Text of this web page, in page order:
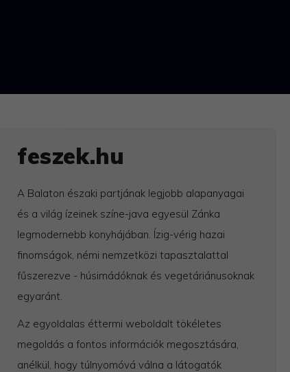
11
feszek.hu
A Balaton északi partjának legjobb alapanyagai
és a világ ízeinek színe-java egyesül Zánka
legmodernebb konyhájában. Ízig-vérig hazai
finomságok, némi nemzetközi tapasztalattal
fűszerezve - húsimádóknak és vegetáriánusoknak
egyaránt.
Az egyoldalas éttermi weboldalt tökéletes
megoldás a fontos információk megosztására,
anélkül, hogy túlnyomóvá válna a látogatók